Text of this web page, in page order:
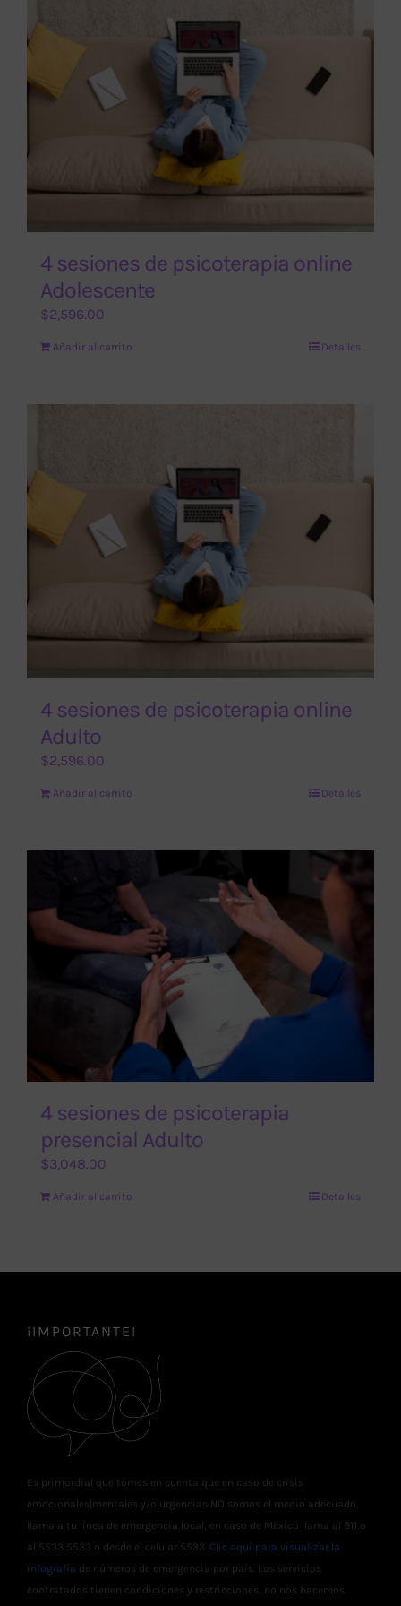
4 sesiones de psicoterapia online
Adolescente
$2,596.00
Añadir al carrito Detalles
4 sesiones de psicoterapia online
Adulto
$2,596.00
Añadir al carrito Detalles
4 sesiones de psicoterapia
presencial Adulto
$3,048.00
Añadir al carrito Detalles
¡IMPORTANTE!
Es primordial que tomes en cuenta que en caso de crisis
emocionales|mentales y/o urgencias NO somos el medio adecuado,
llama a tu línea de emergencia local, en caso de México llama al 911 o
al 5533 5533 o desde el celular 5533. Clic aquí para visualizar la
infografía de números de emergencia por país. Los servicios
contratados tienen condiciones y restricciones, no nos hacemos